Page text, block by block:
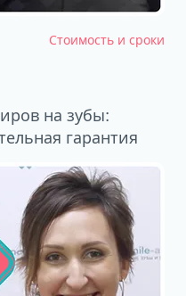
Стоимость и сроки
на зубы:
гарантия